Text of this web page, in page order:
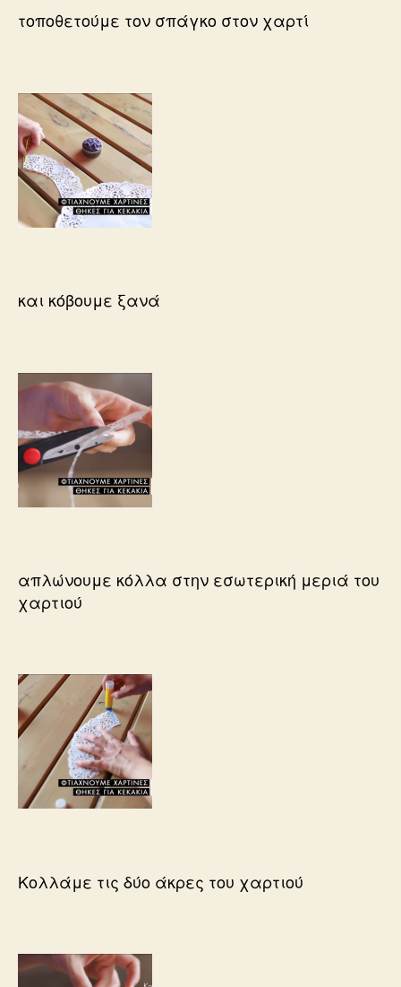
τοποθετούμε τον σπάγκο στον χαρτί
και κόβουμε ξανά
απλώνουμε κόλλα στην εσωτερική μεριά του
χαρτιού
Κολλάμε τις δύο άκρες του χαρτιού